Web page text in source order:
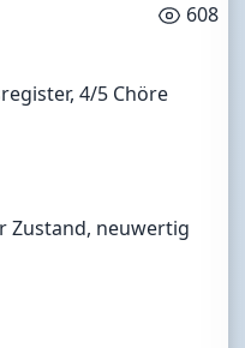
608
4/5 Chöre
Zustand, neuwertig